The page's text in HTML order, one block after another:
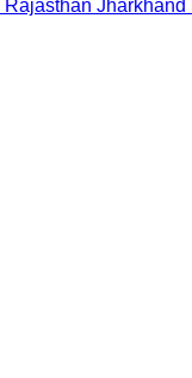
Rajasthan Jharkhand